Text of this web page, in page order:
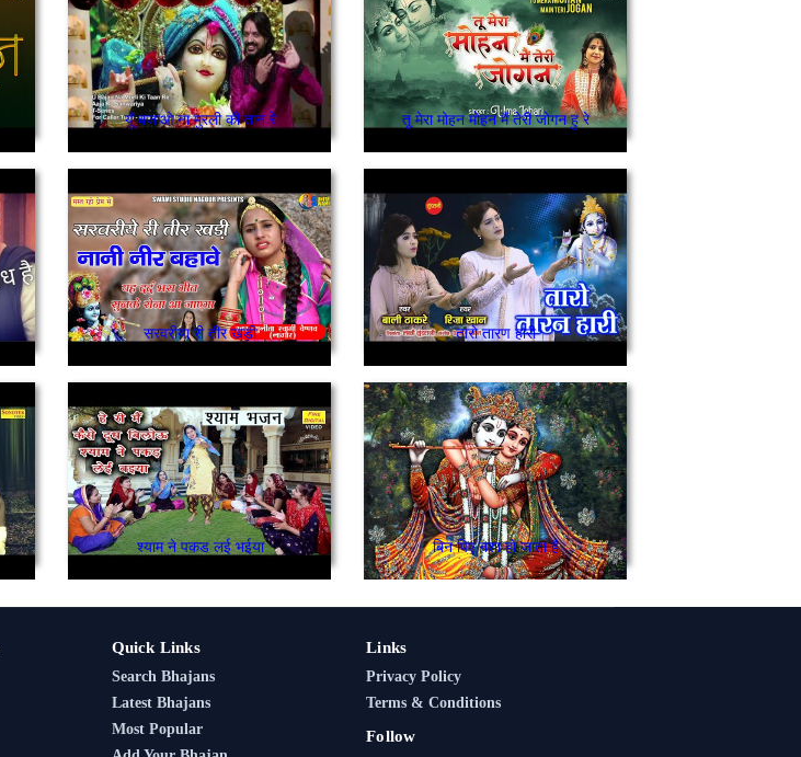
यूँ बजाओ ना मुरली की तान रे तू मेरा मोहन मोहन मैं तेरी जोगन हु रे
सरवरीया री तीर खड़ी तारो तारण हारी
श्याम ने पकड लई भईया बिन पिए नशा हो जाता है
Quick Links
Search Bhajans
Latest Bhajans
Most Popular
Links
Privacy Policy
Terms & Conditions
Follow